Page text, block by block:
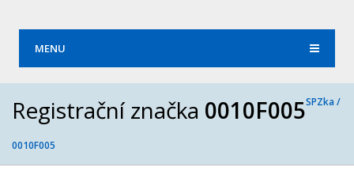
MENU
Registrační značka 0010F005SPZka /
0010F005